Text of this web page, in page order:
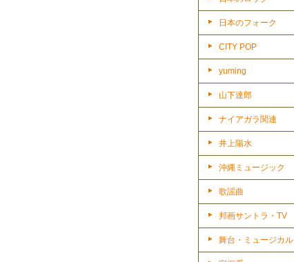
日本のフォーク
CITY POP
yuming
山下達郎
ナイアガラ関連
井上陽水
沖縄ミュージック
歌謡曲
邦画サントラ・TV
舞台・ミュージカル